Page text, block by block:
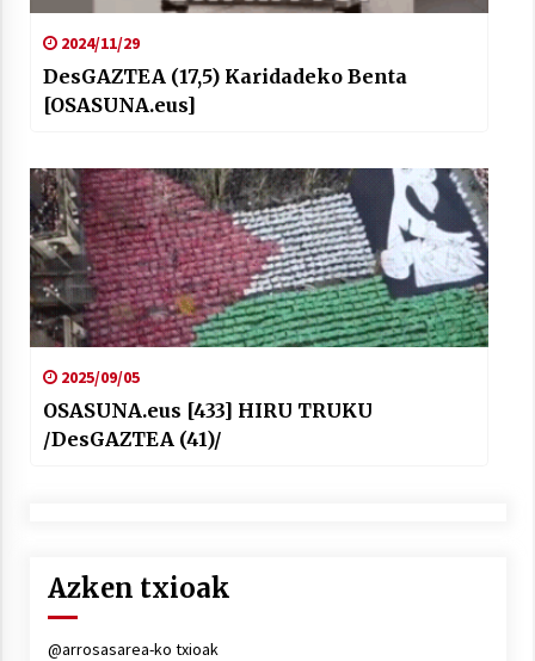
2024/11/29
DesGAZTEA (17,5) Karidadeko Benta
[OSASUNA.eus]
2025/09/05
OSASUNA.eus [433] HIRU TRUKU
/DesGAZTEA (41)/
Azken txioak
@arrosasarea-ko txioak